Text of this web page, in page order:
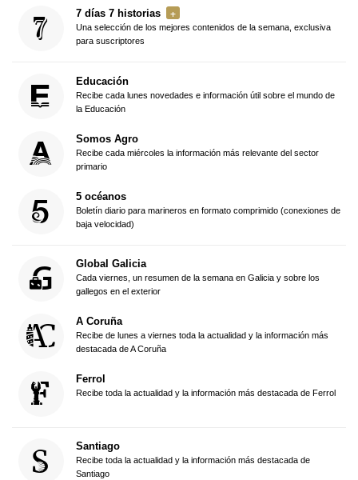
7 días 7 historias
Una selección de los mejores contenidos de la semana, exclusiva
para suscriptores
Educación
Recibe cada lunes novedades e información útil sobre el mundo de
la Educación
Somos Agro
Recibe cada miércoles la información más relevante del sector
primario
5 océanos
Boletín diario para marineros en formato comprimido (conexiones de
baja velocidad)
Global Galicia
Cada viernes, un resumen de la semana en Galicia y sobre los
gallegos en el exterior
A Coruña
Recibe de lunes a viernes toda la actualidad y la información más
destacada de A Coruña
Ferrol
Recibe toda la actualidad y la información más destacada de Ferrol
Santiago
Recibe toda la actualidad y la información más destacada de
Santiago